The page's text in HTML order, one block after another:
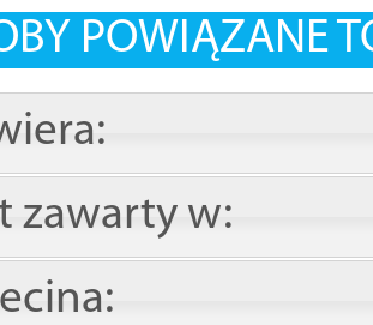
POWIĄZANE
zawarty w: